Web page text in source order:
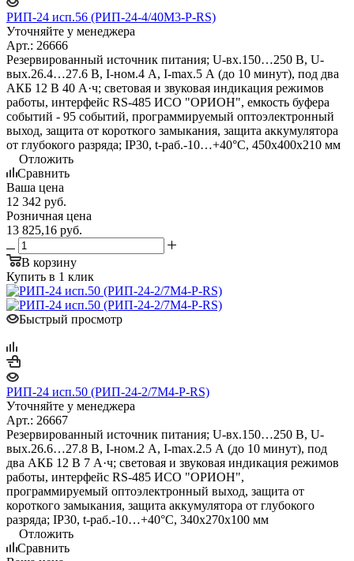
РИП-24 исп.56 (РИП-24-4/40М3-Р-RS)
Уточняйте у менеджера
Арт.: 26666
Резервированный источник питания; U-вх.150…250 В, U-
вых.26.4…27.6 В, I-ном.4 А, I-max.5 А (до 10 минут), под два
АКБ 12 В 40 А·ч; световая и звуковая индикация режимов
работы, интерфейс RS-485 ИСО "ОРИОН", емкость буфера
событий - 95 событий, программируемый оптоэлектронный
выход, защита от короткого замыкания, защита аккумулятора
от глубокого разряда; IP30, t-раб.-10…+40°С, 450х400х210 мм
Отложить
Сравнить
Ваша цена
12 342 руб.
Розничная цена
13 825,16 руб.
В корзину
Купить в 1 клик
Быстрый просмотр
РИП-24 исп.50 (РИП-24-2/7М4-Р-RS)
Уточняйте у менеджера
Арт.: 26667
Резервированный источник питания; U-вх.150…250 В, U-
вых.26.6…27.8 В, I-ном.2 А, I-max.2.5 А (до 10 минут), под
два АКБ 12 В 7 А·ч; световая и звуковая индикация режимов
работы, интерфейс RS-485 ИСО "ОРИОН",
программируемый оптоэлектронный выход, защита от
короткого замыкания, защита аккумулятора от глубокого
разряда; IP30, t-раб.-10…+40°С, 340х270х100 мм
Отложить
Сравнить